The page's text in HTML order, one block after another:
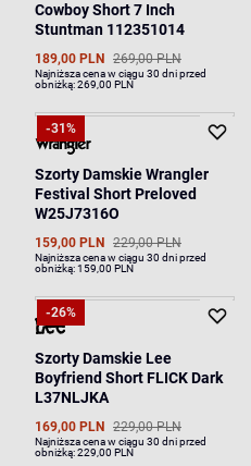
Cowboy Short 7 Inch
Stuntman 112351014
189,00 PLN 269,00 PLN
Najniższa cena w ciągu 30 dni przed
obniżką:269,00 PLN
-31%
Szorty Damskie Wrangler
Festival Short Preloved
W25J7316O
159,00 PLN 229,00 PLN
Najniższa cena w ciągu 30 dni przed
obniżką:159,00 PLN
-26%
Szorty Damskie Lee
Boyfriend Short FLICK Dark
L37NLJKA
169,00 PLN 229,00 PLN
Najniższa cena w ciągu 30 dni przed
obniżką:229,00 PLN